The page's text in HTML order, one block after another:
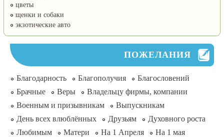
цветы
щенки и собаки
экзотические авто
ПОЖЕЛАНИЯ
Благодарность Благополучия
Благословений
Брачные
Веры
Владельцу фирмы, компании
Военным и призывникам
Выпускникам
День всех влюблённых
Друзьям
Духовного роста
Любимым
Матери На 1 Апреля
На 1 мая